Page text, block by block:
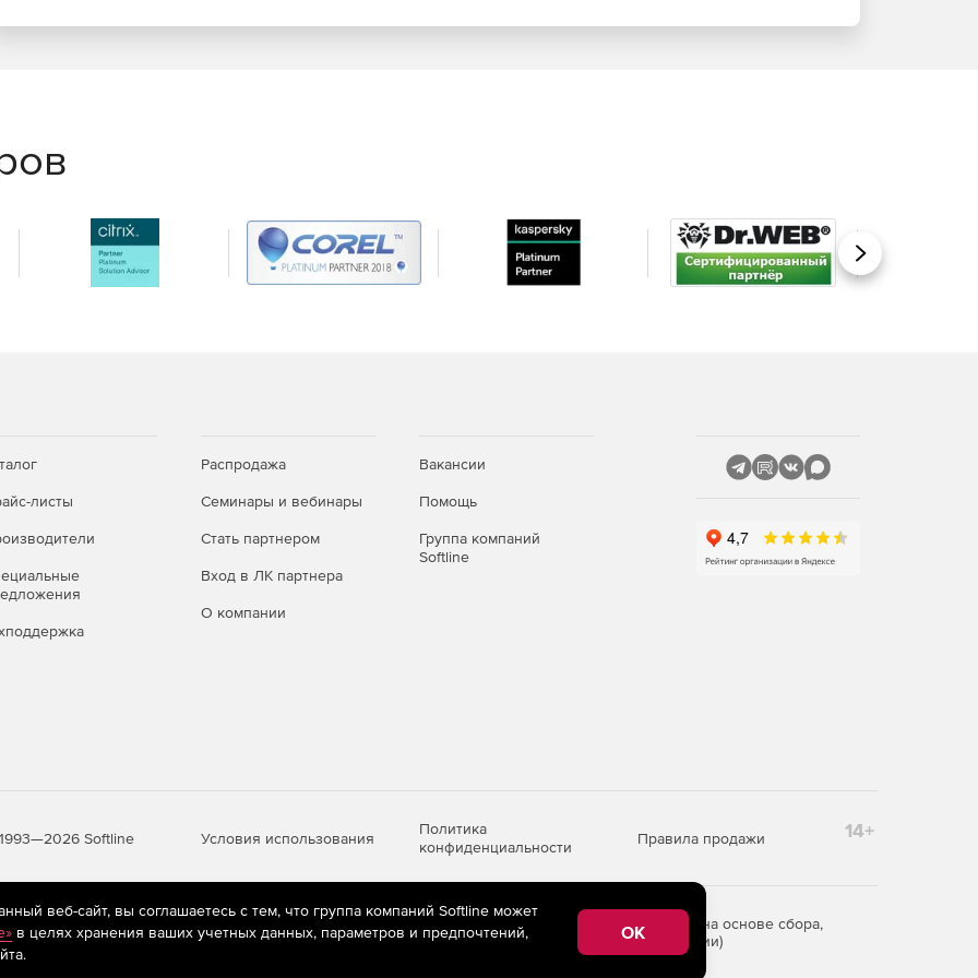
возможности компании.
настроек интернет-подключения, и операций,
обеспечения корректной инсталляции. Вперед
листы
Распродажа
Семинары и вебинары
Стать партнером
Вход в ЛК партнера
О компании
Вакансии
Помощь
Группа компаний
Softline
Softline Условия использования
Политика
конфиденциальности
Правила продажи 14+
рекомендательные технологии
(информационные технологии предоставления информации на основе сбора,
пользователей сети «Интернет», находящихся на территории Российской Федерации)
веб-сайт, вы соглашаетесь с тем, что группа компаний Softline может
в целях хранения ваших учетных данных, параметров и предпочтений,
OK